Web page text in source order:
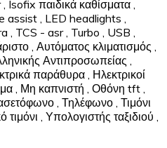
Isofix παιδικά καθίσματα
assist LED headlights
TCS - asr Turbo USB
Αυτόματος κλιματισμός
Αντιπροσωπείας
παράθυρα Ηλεκτρικοί
Μη καπνιστή Οθόνη tft
Τηλέφωνο Τιμόνι
τιμόνι Υπολογιστής ταξιδιού